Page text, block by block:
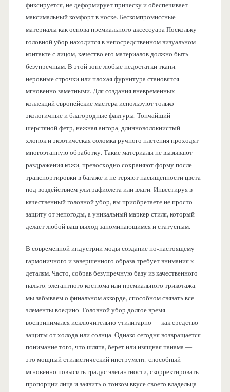
фиксируется, не деформирует прическу и обеспечивает
максимальный комфорт в носке. Бескомпромиссные
материалы как основа премиального аксессуара Поскольку
головной убор находится в непосредственном визуальном
контакте с лицом, качество его материалов должно быть
безупречным. В этой зоне любые недостатки ткани,
неровные строчки или плохая фурнитура становятся
мгновенно заметными. Для создания вневременных
коллекций европейские мастера используют только
экологичные и благородные фактуры. Тончайший
шерстяной фетр, нежная ангора, длинноволокнистый
хлопок и экзотическая соломка ручного плетения проходят
многоэтапную обработку. Такие материалы не вызывают
раздражения кожи, превосходно сохраняют форму после
транспортировки в багаже и не теряют насыщенности цвета
под воздействием ультрафиолета или влаги. Инвестируя в
качественный головной убор, вы приобретаете не просто
защиту от непогоды, а уникальный маркер стиля, который
делает любой ваш выход запоминающимся и статусным.
В современной индустрии моды создание по-настоящему
гармоничного и завершенного образа требует внимания к
деталям. Часто, собрав безупречную базу из качественного
пальто, элегантного костюма или премиального трикотажа,
мы забываем о финальном аккорде, способном связать все
элементы воедино. Головной убор долгое время
воспринимался исключительно утилитарно — как средство
защиты от холода или солнца. Однако сегодня возвращается
понимание того, что шляпа, берет или изящная панама —
это мощный стилистический инструмент, способный
мгновенно повысить градус элегантности, скорректировать
пропорции лица и заявить о тонком вкусе своего владельца